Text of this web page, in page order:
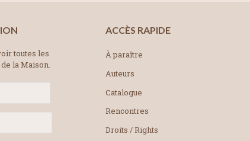
toutes les
la Maison.
ACCÈS RAPIDE
À paraître
Auteurs
Catalogue
Rencontres
Droits / Rights